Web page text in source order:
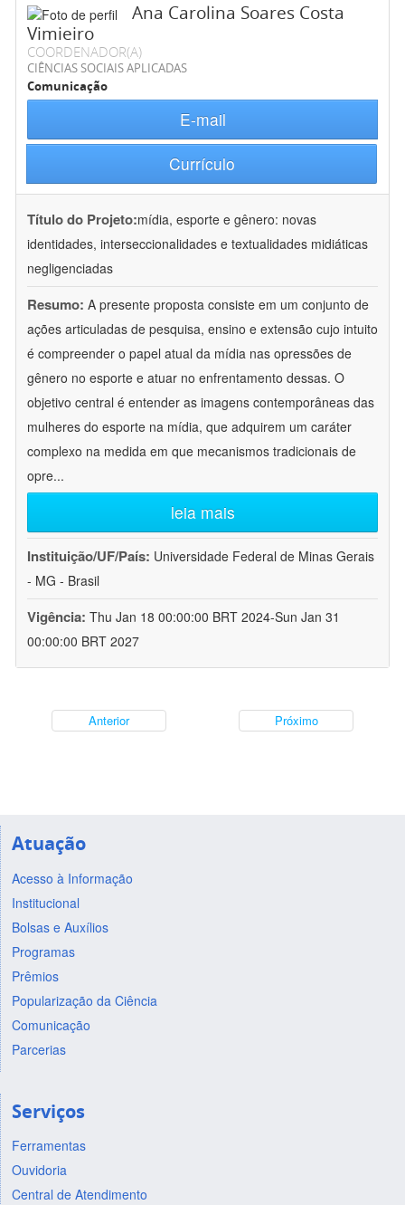
Ana Carolina Soares Costa
Vimieiro
COORDENADOR(A)
CIÊNCIAS SOCIAIS APLICADAS
Comunicação
E-mail
Currículo
Título do Projeto:mídia, esporte e gênero: novas
identidades, interseccionalidades e textualidades midiáticas
negligenciadas
Resumo: A presente proposta consiste em um conjunto de
ações articuladas de pesquisa, ensino e extensão cujo intuito
é compreender o papel atual da mídia nas opressões de
gênero no esporte e atuar no enfrentamento dessas. O
objetivo central é entender as imagens contemporâneas das
mulheres do esporte na mídia, que adquirem um caráter
complexo na medida em que mecanismos tradicionais de
opre...
leia mais
Instituição/UF/País: Universidade Federal de Minas Gerais
- MG - Brasil
Vigência: Thu Jan 18 00:00:00 BRT 2024-Sun Jan 31
00:00:00 BRT 2027
Anterior Próximo
Atuação
Acesso à Informação
Institucional
Bolsas e Auxílios
Programas
Prêmios
Popularização da Ciência
Comunicação
Parcerias
Serviços
Ferramentas
Ouvidoria
Central de Atendimento